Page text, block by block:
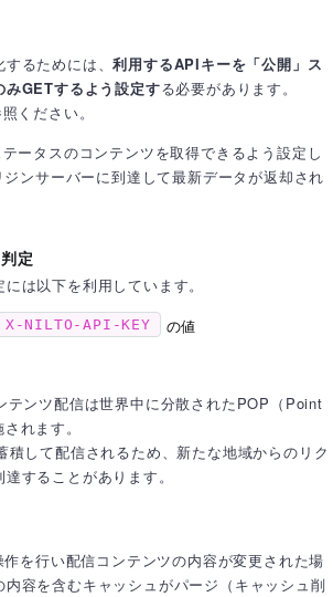
するためには、利用するAPIキーを「公開」ス
みGETするよう設定する必要があります。
ください。
ータスのコンテンツを取得できるよう設定し
ンサーバーに到達して最新データが返却され
定
は以下を利用しています。
X-NILTO-API-KEY
の値
テンツ配信は世界中に分散されたPOP（Point
れます。
積して配信されるため、新たな地域からのリク
することがあります。
を行い配信コンテンツの内容が変更された場
容を含むキャッシュがパージ（キャッシュ削